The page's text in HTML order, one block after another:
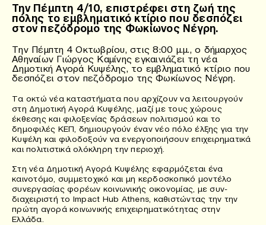
Την Πέμπτη 4/10, επιστρέφει στη ζωή της
πόλης το εμβληματικό κτίριο που δεσπόζει
στον πεζόδρομο της Φωκίωνος Νέγρη.
Την Πέμπτη 4 Οκτωβρίου, στις 8:00 μ.μ., ο δήμαρχος
Αθηναίων Γιώργος Καμίνης εγκαινιάζει τη νέα
Δημοτική Αγορά Κυψέλης, το εμβληματικό κτίριο που
δεσπόζει στον πεζόδρομο της Φωκίωνος Νέγρη.
Τα οκτώ νέα καταστήματα που αρχίζουν να λειτουργούν
στη Δημοτική Αγορά Κυψέλης, μαζί με τους χώρους
έκθεσης και φιλοξενίας δράσεων πολιτισμού και το
δημοφιλές ΚΕΠ, δημιουργούν έναν νέο πόλο έλξης για την
Κυψέλη και φιλοδοξούν να ενεργοποιήσουν επιχειρηματικά
και πολιτιστικά ολόκληρη την περιοχή.
Στη νέα Δημοτική Αγορά Κυψέλης εφαρμόζεται ένα
καινοτόμο, συμμετοχικό και μη κερδοσκοπικό μοντέλο
συνεργασίας φορέων κοινωνικής οικονομίας, με συν-
διαχειριστή το Impact Hub Athens, καθιστώντας την την
πρώτη αγορά κοινωνικής επιχειρηματικότητας στην
Ελλάδα.